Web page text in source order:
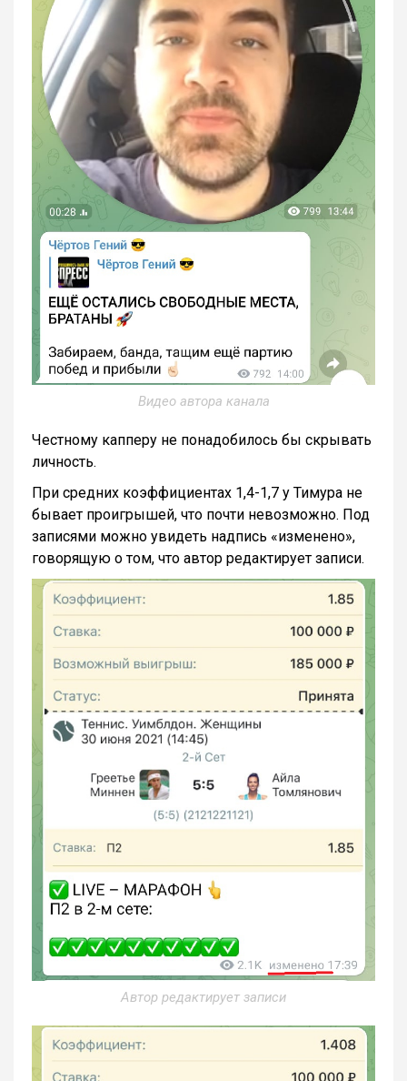
Видео автора канала
Честному капперу не понадобилось бы скрывать
личность.
При средних коэффициентах 1,4-1,7 у Тимура не
бывает проигрышей, что почти невозможно. Под
записями можно увидеть надпись «изменено»,
говорящую о том, что автор редактирует записи.
Автор редактирует записи